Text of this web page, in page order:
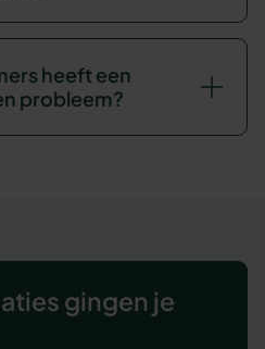
heeft een
probleem?
gingen je